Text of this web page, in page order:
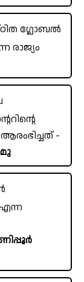
ഗ്ലോബൽ
രാജ്യം
-